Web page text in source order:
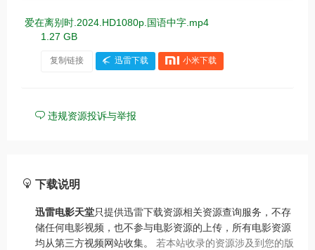
爱在离别时.2024.HD1080p.国语中字.mp4
1.27 GB
复制链接 迅雷下载 小米下载
违规资源投诉与举报
下载说明
迅雷电影天堂只提供迅雷下载资源相关资源查询服务，不存
储任何电影视频，也不参与电影资源的上传，所有电影资源
均从第三方视频网站收集。 若本站收录的资源涉及到您的版